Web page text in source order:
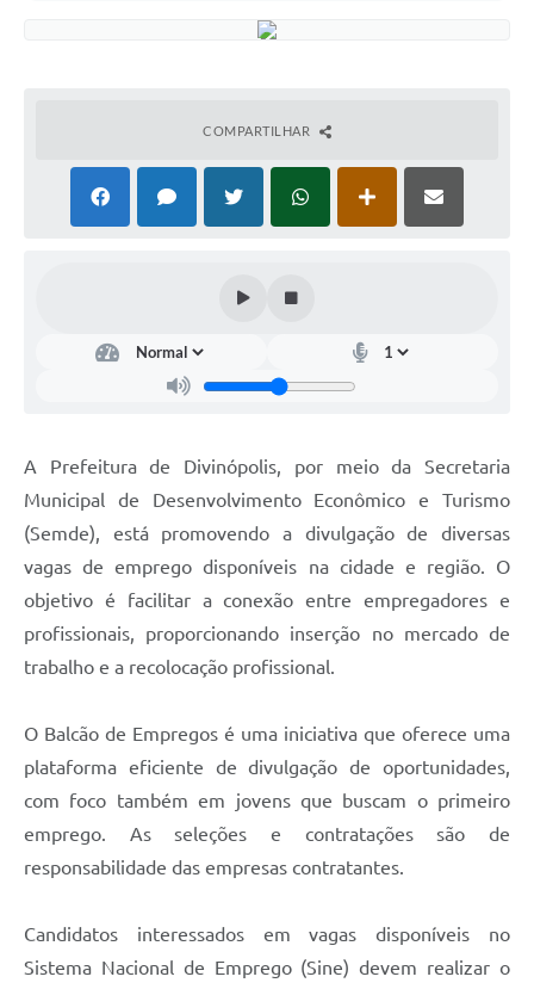
COMPARTILHAR
A Prefeitura de Divinópolis, por meio da Secretaria
Municipal de Desenvolvimento Econômico e Turismo
(Semde), está promovendo a divulgação de diversas
vagas de emprego disponíveis na cidade e região. O
objetivo é facilitar a conexão entre empregadores e
profissionais, proporcionando inserção no mercado de
trabalho e a recolocação profissional.
O Balcão de Empregos é uma iniciativa que oferece uma
plataforma eficiente de divulgação de oportunidades,
com foco também em jovens que buscam o primeiro
emprego. As seleções e contratações são de
responsabilidade das empresas contratantes.
Candidatos interessados em vagas disponíveis no
Sistema Nacional de Emprego (Sine) devem realizar o